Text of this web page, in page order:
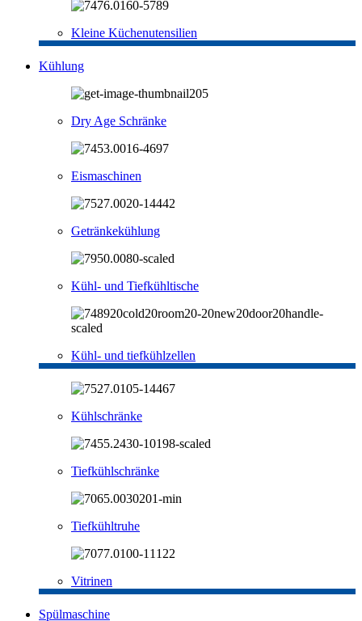
Kleine Küchenutensilien
Kühlung
Dry Age Schränke
Eismaschinen
Getränkekühlung
Kühl- und Tiefkühltische
Kühl- und tiefkühlzellen
Kühlschränke
Tiefkühlschränke
Tiefkühltruhe
Vitrinen
Spülmaschine